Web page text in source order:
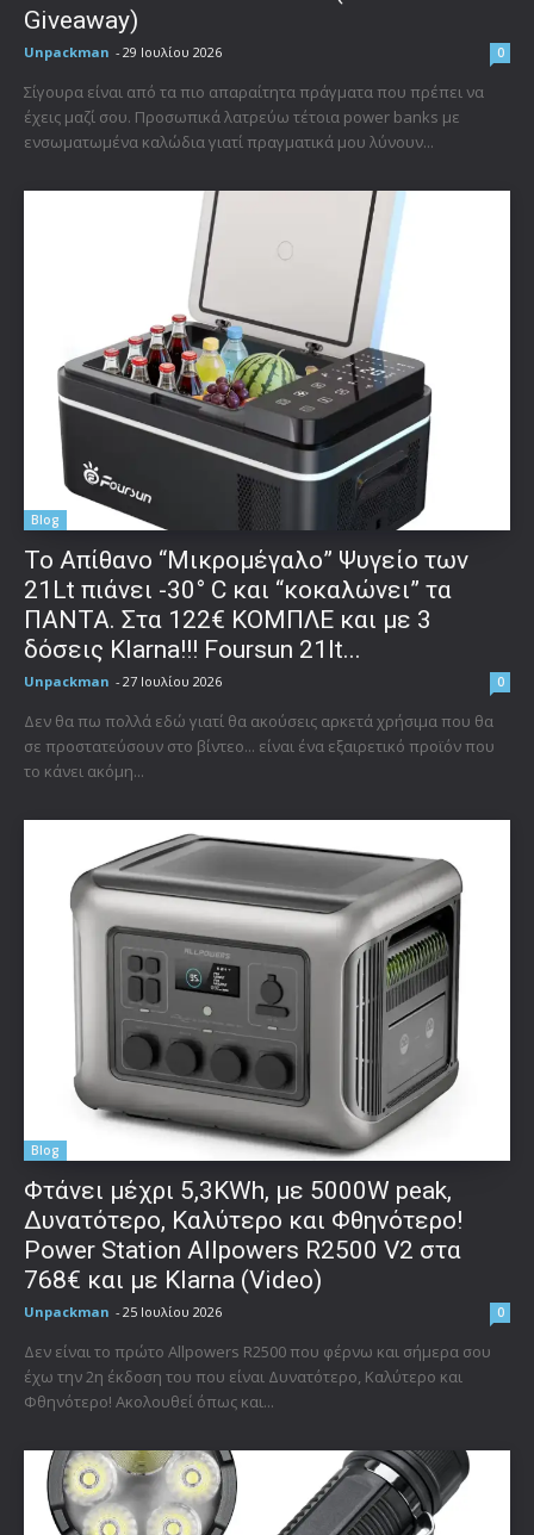
Giveaway)
Unpackman - 29 Ιουλίου 2026 0
Σίγουρα είναι από τα πιο απαραίτητα πράγματα που πρέπει να
έχεις μαζί σου. Προσωπικά λατρεύω τέτοια power banks με
ενσωματωμένα καλώδια γιατί πραγματικά μου λύνουν...
Blog
Το Απίθανο “Μικρομέγαλο” Ψυγείο των
21Lt πιάνει -30° C και “κοκαλώνει” τα
ΠΑΝΤΑ. Στα 122€ ΚΟΜΠΛΕ και με 3
δόσεις Klarna!!! Foursun 21lt...
Unpackman - 27 Ιουλίου 2026 0
Δεν θα πω πολλά εδώ γιατί θα ακούσεις αρκετά χρήσιμα που θα
σε προστατεύσουν στο βίντεο... είναι ένα εξαιρετικό προϊόν που
το κάνει ακόμη...
Blog
Φτάνει μέχρι 5,3KWh, με 5000W peak,
Δυνατότερο, Καλύτερο και Φθηνότερο!
Power Station Allpowers R2500 V2 στα
768€ και με Klarna (Video)
Unpackman - 25 Ιουλίου 2026 0
Δεν είναι το πρώτο Allpowers R2500 που φέρνω και σήμερα σου
έχω την 2η έκδοση του που είναι Δυνατότερο, Καλύτερο και
Φθηνότερο! Ακολουθεί όπως και...